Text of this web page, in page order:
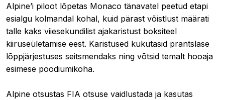
Alpine’i piloot lõpetas Monaco tänavatel peetud etapi
esialgu kolmandal kohal, kuid pärast võistlust määrati
talle kaks viiesekundilist ajakaristust boksiteel
kiiruseületamise eest. Karistused kukutasid prantslase
lõppjärjestuses seitsmendaks ning võtsid temalt hooaja
esimese poodiumikoha.
Alpine otsustas FIA otsuse vaidlustada ja kasutas